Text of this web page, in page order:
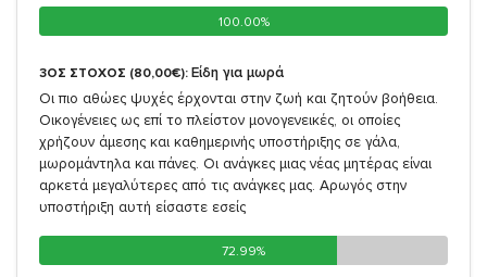
100.00%
100.00%
3ΟΣ ΣΤΟΧΟΣ (80,00€): Είδη για μωρά
Οι πιο αθώες ψυχές έρχονται στην ζωή και ζητούν βοήθεια.
Οικογένειες ως επί το πλείστον μονογενεικές, οι οποίες
χρήζουν άμεσης και καθημερινής υποστήριξης σε γάλα,
μωρομάντηλα και πάνες. Οι ανάγκες μιας νέας μητέρας είναι
αρκετά μεγαλύτερες από τις ανάγκες μας. Αρωγός στην
υποστήριξη αυτή είσαστε εσείς
72.99%
72.99%